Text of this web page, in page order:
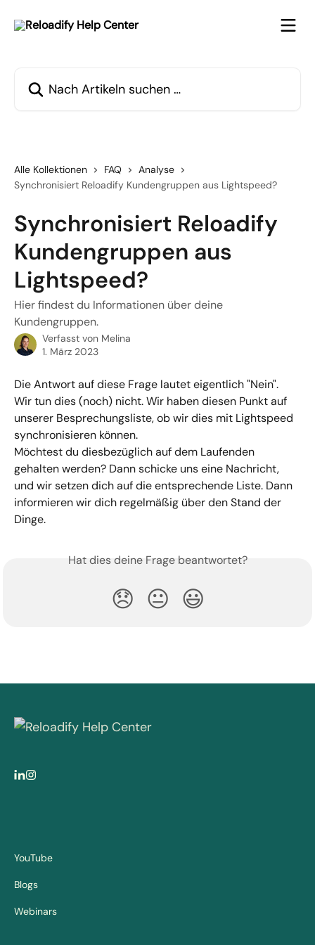
Alle Kollektionen FAQ
Analyse
Synchronisiert Reloadify Kundengruppen aus Lightspeed?
Synchronisiert Reloadify
Kundengruppen aus
Lightspeed?
Hier findest du Informationen über deine
Kundengruppen.
Verfasst von Melina
1. März 2023
Die Antwort auf diese Frage lautet eigentlich "Nein".
Wir tun dies (noch) nicht. Wir haben diesen Punkt auf
unserer Besprechungsliste, ob wir dies mit Lightspeed
synchronisieren können.
Möchtest du diesbezüglich auf dem Laufenden
gehalten werden? Dann schicke uns eine Nachricht,
und wir setzen dich auf die entsprechende Liste. Dann
informieren wir dich regelmäßig über den Stand der
Dinge.
Hat dies deine Frage beantwortet?
😞 😐 😃
YouTube
Blogs
Webinars